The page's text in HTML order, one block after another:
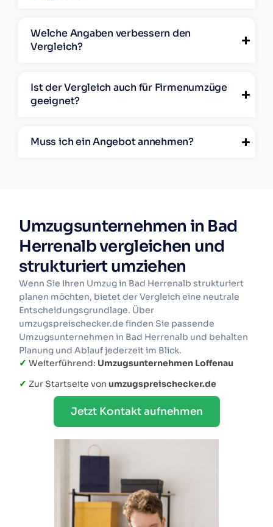
Welche Angaben verbessern den
Vergleich?
Ist der Vergleich auch für Firmenumzüge
geeignet?
Muss ich ein Angebot annehmen?
Umzugsunternehmen in Bad
Herrenalb vergleichen und
strukturiert umziehen
Wenn Sie Ihren Umzug in Bad Herrenalb strukturiert
planen möchten, bietet der Vergleich eine neutrale
Entscheidungsgrundlage. Über
umzugspreischecker.de finden Sie passende
Umzugsunternehmen in Bad Herrenalb und behalten
Planung und Ablauf jederzeit im Blick.
✓ Weiterführend: Umzugsunternehmen Loffenau
✓ Zur Startseite vonumzugspreischecker.de
Jetzt Kontakt aufnehmen